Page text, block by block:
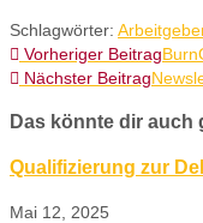
Schlagwörter:
Vorheriger Beitrag
Nächster Beitrag
Das könnte dir auch
Qualifizierung zur
Mai 12, 2025